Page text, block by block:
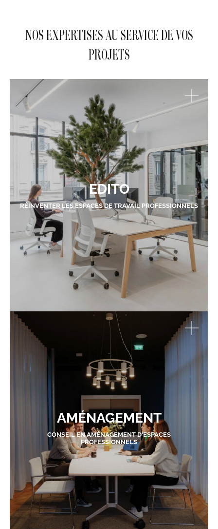
NOS EXPERTISES AU SERVICE DE VOS
PROJETS
EDITO
RÉINVENTER LES ESPACES DE TRAVAIL PROFESSIONNELS
AMÉNAGEMENT
CONSEIL EN AMÉNAGEMENT D'ESPACES
PROFESSIONNELS